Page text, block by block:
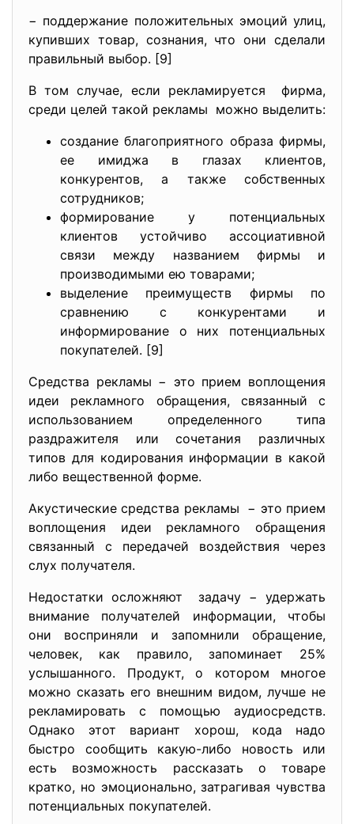
− поддержание положительных эмоций улиц,
купивших товар, сознания, что они сделали
правильный выбор. [9]
В том случае, если рекламируется фирма,
среди целей такой рекламы можно выделить:
создание благоприятного образа фирмы,
ее имиджа в глазах клиентов,
конкурентов, а также собственных
сотрудников;
формирование у потенциальных
клиентов устойчиво ассоциативной
связи между названием фирмы и
производимыми ею товарами;
выделение преимуществ фирмы по
сравнению с конкурентами и
информирование о них потенциальных
покупателей. [9]
Средства рекламы − это прием воплощения
идеи рекламного обращения, связанный с
использованием определенного типа
раздражителя или сочетания различных
типов для кодирования информации в какой
либо вещественной форме.
Акустические средства рекламы − это прием
воплощения идеи рекламного обращения
связанный с передачей воздействия через
слух получателя.
Недостатки осложняют задачу − удержать
внимание получателей информации, чтобы
они восприняли и запомнили обращение,
человек, как правило, запоминает 25%
услышанного. Продукт, о котором многое
можно сказать его внешним видом, лучше не
рекламировать с помощью аудиосредств.
Однако этот вариант хорош, кода надо
быстро сообщить какую-либо новость или
есть возможность рассказать о товаре
кратко, но эмоционально, затрагивая чувства
потенциальных покупателей.